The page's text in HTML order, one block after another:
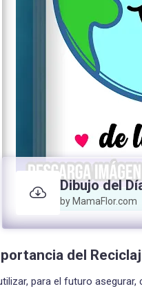
Dibujo del
by MamaFlor.com
del
para el futuro